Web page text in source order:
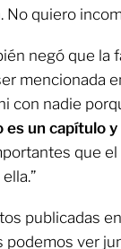
No quiero
negó que la
mencionada
con nadie
es un capítulo
que
publicadas
podemos ver